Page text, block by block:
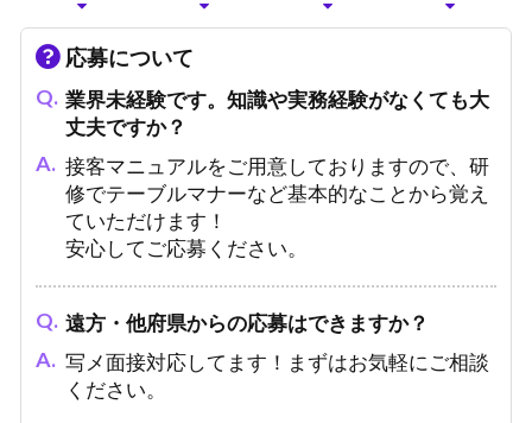
応募について
業界未経験です。知識や実務経験がなくても大
丈夫ですか？
接客マニュアルをご用意しておりますので、研
修でテーブルマナーなど基本的なことから覚え
ていただけます！
安心してご応募ください。
遠方・他府県からの応募はできますか？
写メ面接対応してます！まずはお気軽にご相談
ください。